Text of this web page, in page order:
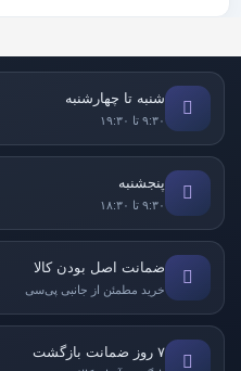
شنبه تا چهارشنبه
۹:۳۰ تا ۱۹:۳۰
پنجشنبه
۹:۳۰ تا ۱۸:۳۰
ضمانت اصل بودن کالا
خرید مطمئن از جانبی پی‌سی
۷ روز ضمانت بازگشت